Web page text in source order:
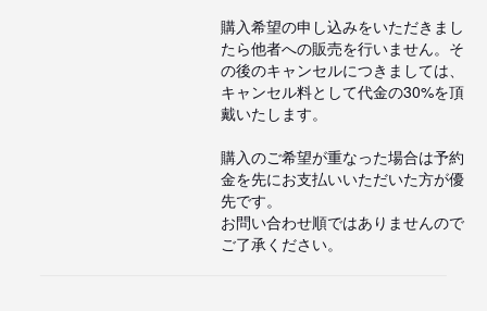
購入希望の申し込みをいただきまし
たら他者への販売を行いません。そ
の後のキャンセルにつきましては、
キャンセル料として代金の30%を頂
戴いたします。
購入のご希望が重なった場合は予約
金を先にお支払いいただいた方が優
先です。
お問い合わせ順ではありませんので
ご了承ください。